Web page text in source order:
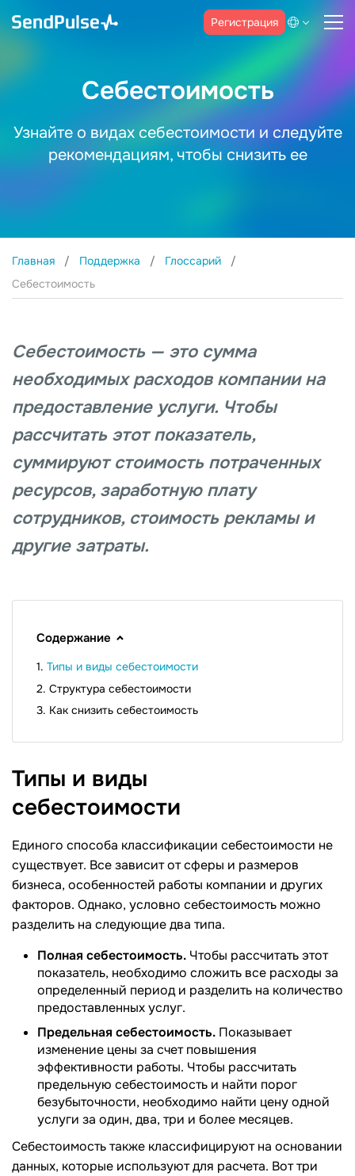
Регистрация
Себестоимость
Узнайте о видах себестоимости и следуйте
рекомендациям, чтобы снизить ее
Главная Поддержка
Глоссарий
Себестоимость
Себестоимость — это сумма
необходимых расходов компании на
предоставление услуги. Чтобы
рассчитать этот показатель,
суммируют стоимость потраченных
ресурсов, заработную плату
сотрудников, стоимость рекламы и
другие затраты.
Содержание
Типы и виды себестоимости
Структура себестоимости
Как снизить себестоимость
Типы и виды
себестоимости
Единого способа классификации себестоимости не
существует. Все зависит от сферы и размеров
бизнеса, особенностей работы компании и других
факторов. Однако, условно себестоимость можно
разделить на следующие два типа.
Полная себестоимость. Чтобы рассчитать этот
показатель, необходимо сложить все расходы за
определенный период и разделить на количество
предоставленных услуг.
Предельная себестоимость. Показывает
изменение цены за счет повышения
эффективности работы. Чтобы рассчитать
предельную себестоимость и найти порог
безубыточности, необходимо найти цену одной
услуги за один, два, три и более месяцев.
Себестоимость также классифицируют на основании
данных, которые используют для расчета. Вот три